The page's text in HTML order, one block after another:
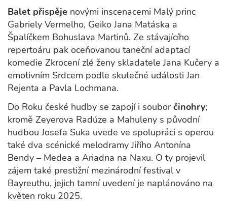
Balet přispěje novými inscenacemi Malý princ
Gabriely Vermelho, Geiko Jana Matáska a
Špalíčkem Bohuslava Martinů. Ze stávajícího
repertoáru pak oceňovanou taneční adaptací
komedie Zkrocení zlé ženy skladatele Jana Kučery a
emotivním Srdcem podle skutečné události Jan
Rejenta a Pavla Lochmana.
Do Roku české hudby se zapojí i souborčinohry;
kromě Zeyerova Radúze a Mahuleny s původní
hudbou Josefa Suka uvede ve spolupráci s operou
také dva scénické melodramy Jiřího Antonína
Bendy – Medea a Ariadna na Naxu. O ty projevil
zájem také prestižní mezinárodní festival v
Bayreuthu, jejich tamní uvedení je naplánováno na
květen roku 2025.